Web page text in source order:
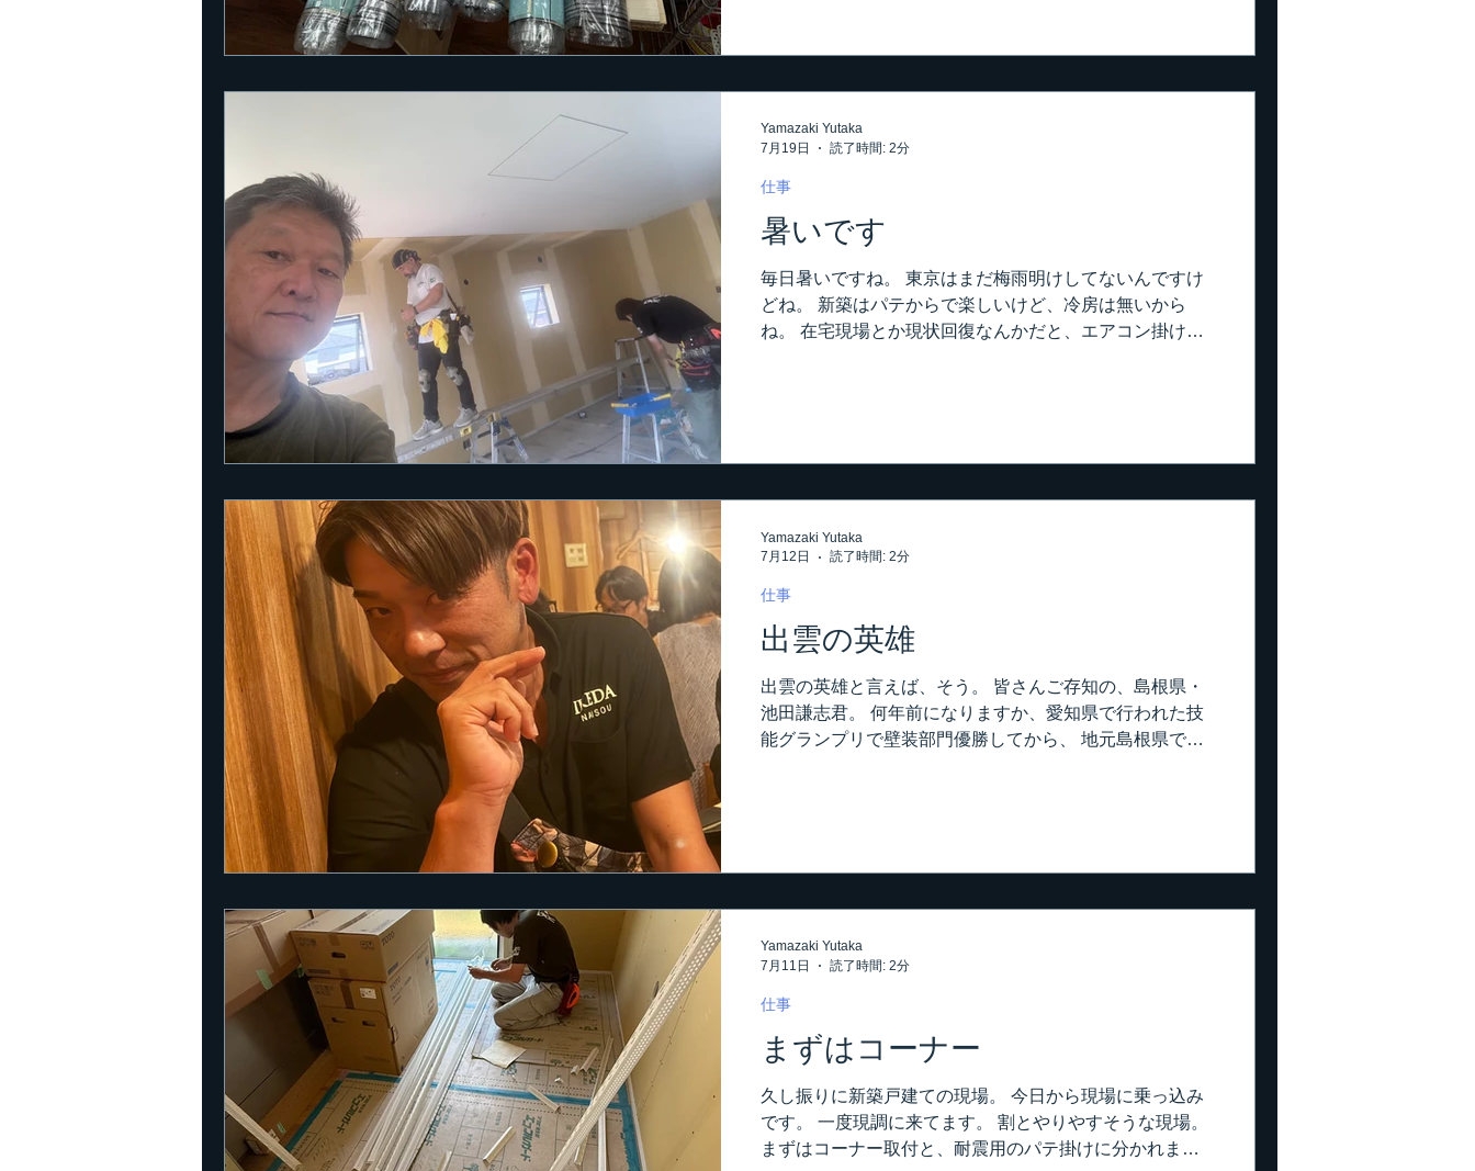
おりまして。 なので、こうしてラッピングします。 ゴミ
てます。 普通の柄物でも厄介ですが、これがステップ。
いや、変則ステップ･･となると、やっぱりこれがベスト
じゃないでしょうか。 この現場。 シェアハウスの脱衣
は、千織さんが貼ってます。 どちらも、こんな感じで難
すね。 出来上がってみれば、何てことない。 まあ、綺麗
に仕上がりました･･･って喜んでいただきましたが、...
暑いです
毎日暑いですね。 東京はまだ梅雨明けしてないんですけ
どね。 新築はパテからで楽しいけど、冷房は無いから
ね。 在宅現場とか現状回復なんかだと、エアコン掛けて
請けさんがいたけど、うちの職人が気分悪くなったら迷
な現場なら良いけど。 却って気持ち良く汗かけます。 空
調服、好きじゃないから朝から一度ドバっとひと汗かい
て、着替えてから空調服着るってパターンが良いかな。
なんにしても、しっかり水分補給は必要です。 厳しいの
は、エアコンを全部外した後のリフォーム現場。 現在進
行中です。 外部工事もあるので、足場組んでしっかりシ
ートが掛かってます。 全く風も通らない。 大工さんがま
だ作業してるので、邪魔にならないように気を付けなが
らになります。 そしたらね。
仕事
Yamazaki Yutaka
7月19日
読了時間: 2分
出雲の英雄
出雲の英雄と言えば、そう。 皆さんご存知の、島根県・
池田謙志君。 何年前になりますか、愛知県で行われた技
能グランプリで壁装部門優勝してから、 地元島根県では
てますので（笑）、羨ましいとも思わないし、嫉妬とか
君、東京にやってまいりました。 ある講習会を受講する
為だそうで。 池田君、まだまだ勉強して、もっと凄い職
人になっちゃうみたいですよ。 それはさて置き･･･ 折角
行きませんね（笑） はい。 島根のレイちゃんと、こちら
して少人数でじっくり話すのは初めてかな。 池田君、ナ
イスガイです。 かなりモテそう。 そこは羨ましい。 こう
して東京まで来て勉
仕事
Yamazaki Yutaka
7月12日
読了時間: 2分
まずはコーナー
久し振りに新築戸建ての現場。 今日から現場に乗っ込み
です。 一度現調に来てます。 割とやりやすそうな現場。
まずはコーナー取付と、耐震用のパテ掛けに分かれま
仕事
Yamazaki Yutaka
7月11日
読了時間: 2分